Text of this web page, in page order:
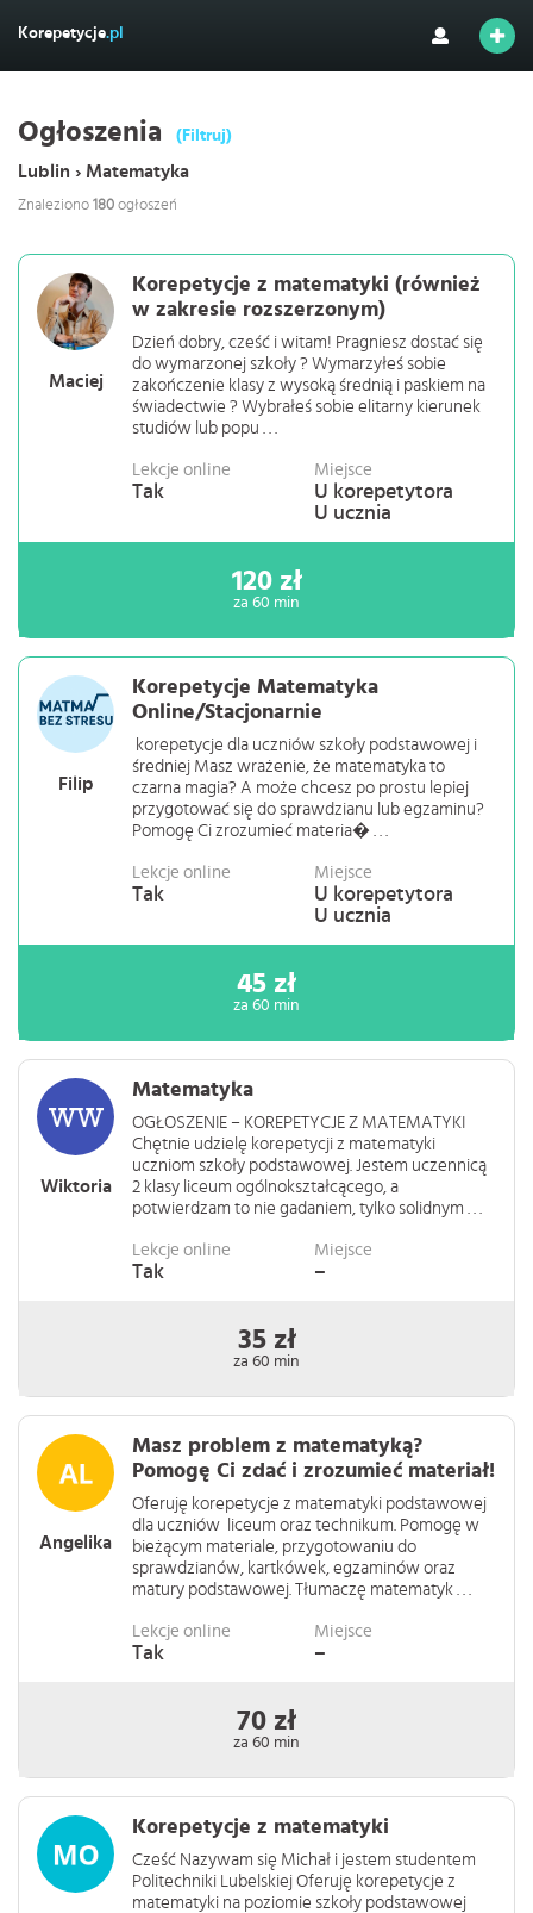
Korepetycje.pl
Ogłoszenia (Filtruj)
Lublin › Matematyka
Znaleziono 180 ogłoszeń
Maciej
Korepetycje z matematyki (również
w zakresie rozszerzonym)
Dzień dobry, cześć i witam! Pragniesz dostać się
do wymarzonej szkoły ? Wymarzyłeś sobie
zakończenie klasy z wysoką średnią i paskiem na
świadectwie ? Wybrałeś sobie elitarny kierunek
studiów lub popu . . .
Lekcje online
Tak
Miejsce
U korepetytora
U ucznia
120 zł
za 60 min
Filip
Korepetycje Matematyka
Online/Stacjonarnie
korepetycje dla uczniów szkoły podstawowej i
średniej Masz wrażenie, że matematyka to
czarna magia? A może chcesz po prostu lepiej
przygotować się do sprawdzianu lub egzaminu?
Pomogę Ci zrozumieć materia� . . .
Lekcje online
Tak
Miejsce
U korepetytora
U ucznia
45 zł
za 60 min
Wiktoria
Matematyka
OGŁOSZENIE – KOREPETYCJE Z MATEMATYKI
Chętnie udzielę korepetycji z matematyki
uczniom szkoły podstawowej. Jestem uczennicą
2 klasy liceum ogólnokształcącego, a
potwierdzam to nie gadaniem, tylko solidnym . . .
Lekcje online
Tak
Miejsce
–
35 zł
za 60 min
Angelika
Masz problem z matematyką?
Pomogę Ci zdać i zrozumieć materiał!
Oferuję korepetycje z matematyki podstawowej
dla uczniów liceum oraz technikum. Pomogę w
bieżącym materiale, przygotowaniu do
sprawdzianów, kartkówek, egzaminów oraz
matury podstawowej. Tłumaczę matematyk . . .
Lekcje online
Tak
Miejsce
–
70 zł
za 60 min
Korepetycje z matematyki
Cześć Nazywam się Michał i jestem studentem
Politechniki Lubelskiej Oferuję korepetycje z
matematyki na poziomie szkoły podstawowej